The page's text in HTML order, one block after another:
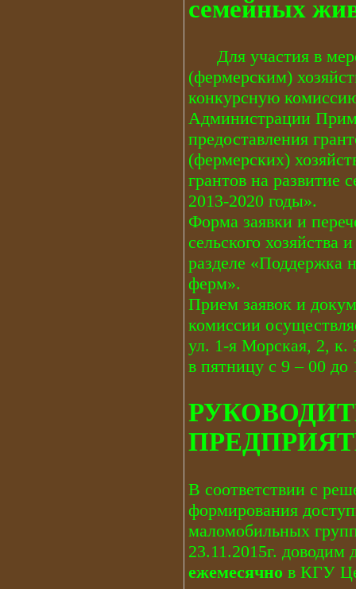
семейных
Для участия в
(фермерским)
конкурсную
Администрации
предоставления
(фермерских)
грантов на
2013-2020 годы».
Форма заявки и
сельского хозяйства
разделе «Поддержка
ферм».
Прием заявок и
комиссии
ул. 1-я Морская, 2, к.
в пятницу с 9 – 00 до
В соответствии с
формирования
маломобильных
23.11.2015г. доводим
ежемесячно в КГУ